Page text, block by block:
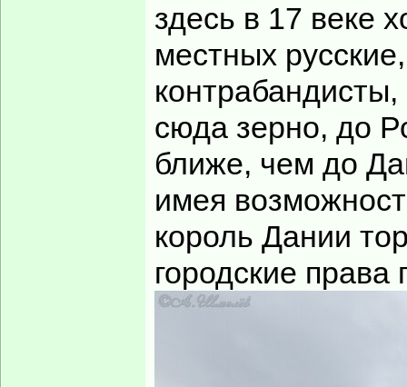
здесь в 17 веке
местных
сюда зерно, до
ближе, чем до
имея
король Дании
городские